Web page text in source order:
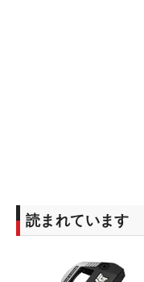
読まれています